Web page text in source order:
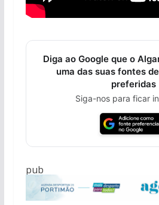
Diga ao Google que o
uma das suas fontes
preferidas
Siga-nos para ficar
pub